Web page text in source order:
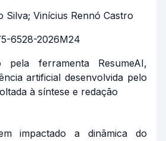
Silva; Vinícius Rennó Castro
6528-2026M24
pela ferramenta ResumeAI,
artificial desenvolvida pelo
à síntese e redação
impactado a dinâmica do